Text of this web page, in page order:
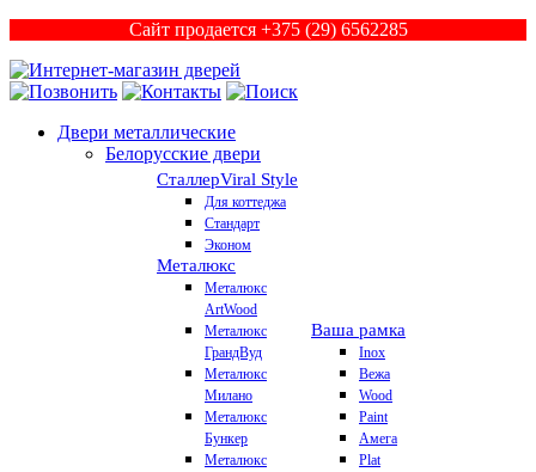
Сайт продается +375 (29) 6562285
Двери металлические
Белорусские двери
СталлерViral Style
Для коттеджа
Стандарт
Эконом
Металюкс
Металюкс
ArtWood
Металюкс
ГрандВуд
Металюкс
Милано
Металюкс
Бункер
Металюкс
Ваша рамка
Inox
Вежа
Wood
Paint
Амега
Plat